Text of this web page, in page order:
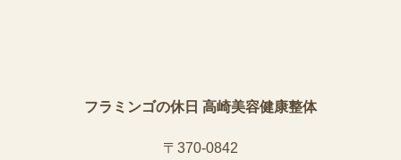
フラミンゴの休日 高崎美容健康整体
〒370-0842